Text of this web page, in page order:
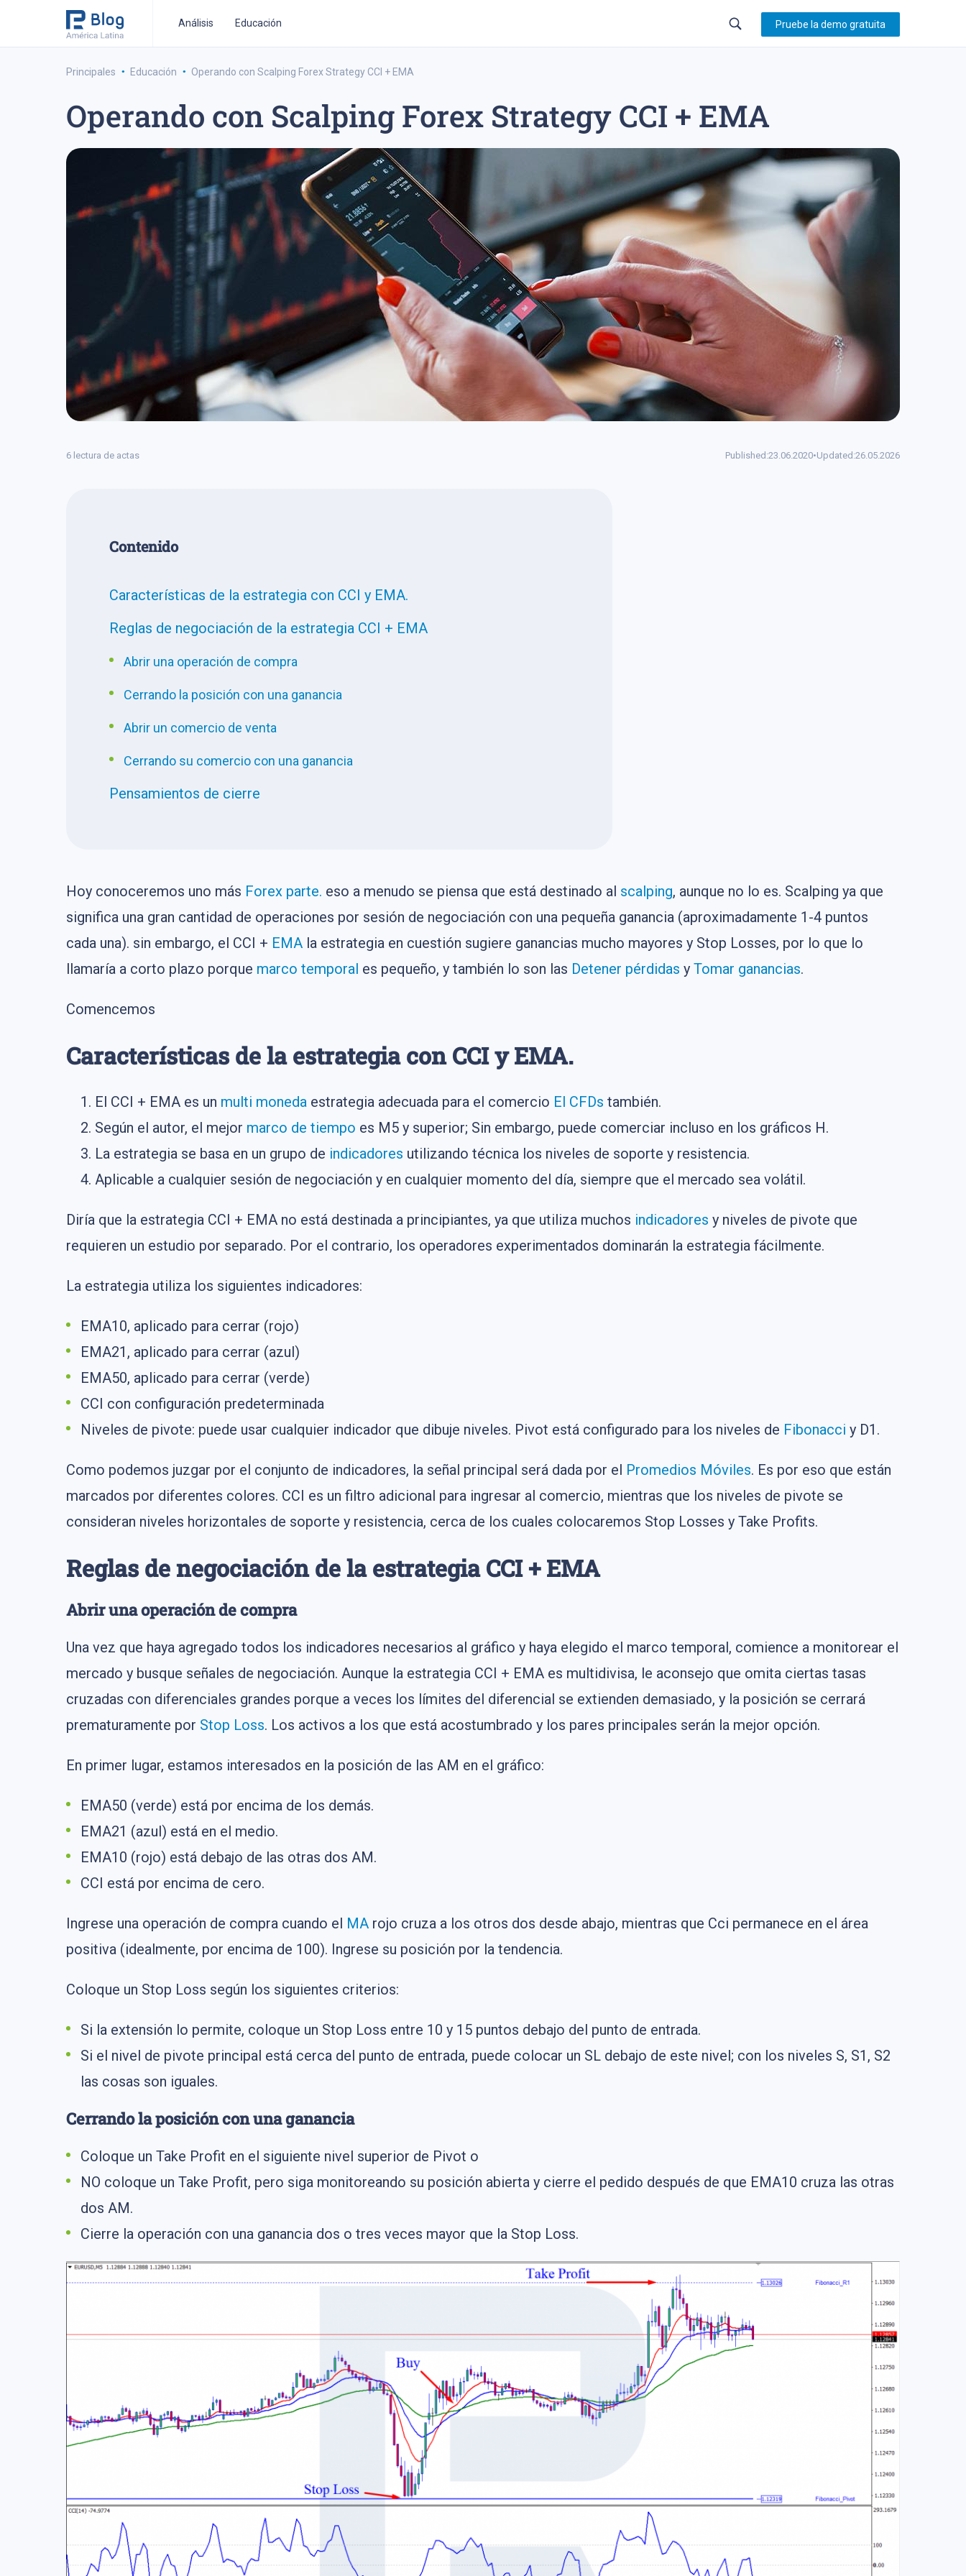
Análisis Educación
estrategia de trading a medio-plazo estrategia de trading a largo plazo estrategia de trading a corto plazo ipo 2023 trading en forex
Pruebe la demo gratuita
Principales · Educación · Operando con Scalping Forex Strategy CCI + EMA
Operando con Scalping Forex Strategy CCI + EMA
6 lectura de actas Published:23.06.2020•Updated:26.05.2026
Сontenido
Características de la estrategia con CCI y EMA.
Reglas de negociación de la estrategia CCI + EMA
Abrir una operación de compra
Cerrando la posición con una ganancia
Abrir un comercio de venta
Cerrando su comercio con una ganancia
Pensamientos de cierre
Hoy conoceremos uno más Forex parte. eso a menudo se piensa que está destinado al scalping, aunque no lo es. Scalping ya que
significa una gran cantidad de operaciones por sesión de negociación con una pequeña ganancia (aproximadamente 1-4 puntos
cada una). sin embargo, el CCI + EMA la estrategia en cuestión sugiere ganancias mucho mayores y Stop Losses, por lo que lo
llamaría a corto plazo porque marco temporal es pequeño, y también lo son las Detener pérdidas y Tomar ganancias.
Comencemos
Características de la estrategia con CCI y EMA.
El CCI + EMA es un multi moneda estrategia adecuada para el comercio El CFDs también.
Según el autor, el mejor marco de tiempo es M5 y superior; Sin embargo, puede comerciar incluso en los gráficos H.
La estrategia se basa en un grupo de indicadores utilizando técnica los niveles de soporte y resistencia.
Aplicable a cualquier sesión de negociación y en cualquier momento del día, siempre que el mercado sea volátil.
Diría que la estrategia CCI + EMA no está destinada a principiantes, ya que utiliza muchos indicadores y niveles de pivote que
requieren un estudio por separado. Por el contrario, los operadores experimentados dominarán la estrategia fácilmente.
La estrategia utiliza los siguientes indicadores:
EMA10, aplicado para cerrar (rojo)
EMA21, aplicado para cerrar (azul)
EMA50, aplicado para cerrar (verde)
CCI con configuración predeterminada
Niveles de pivote: puede usar cualquier indicador que dibuje niveles. Pivot está configurado para los niveles de Fibonacci y D1.
Como podemos juzgar por el conjunto de indicadores, la señal principal será dada por el Promedios Móviles. Es por eso que están
marcados por diferentes colores. CCI es un filtro adicional para ingresar al comercio, mientras que los niveles de pivote se
consideran niveles horizontales de soporte y resistencia, cerca de los cuales colocaremos Stop Losses y Take Profits.
Reglas de negociación de la estrategia CCI + EMA
Abrir una operación de compra
Una vez que haya agregado todos los indicadores necesarios al gráfico y haya elegido el marco temporal, comience a monitorear el
mercado y busque señales de negociación. Aunque la estrategia CCI + EMA es multidivisa, le aconsejo que omita ciertas tasas
cruzadas con diferenciales grandes porque a veces los límites del diferencial se extienden demasiado, y la posición se cerrará
prematuramente por Stop Loss. Los activos a los que está acostumbrado y los pares principales serán la mejor opción.
En primer lugar, estamos interesados ​​en la posición de las AM en el gráfico:
EMA50 (verde) está por encima de los demás.
EMA21 (azul) está en el medio.
EMA10 (rojo) está debajo de las otras dos AM.
CCI está por encima de cero.
Ingrese una operación de compra cuando el MA rojo cruza a los otros dos desde abajo, mientras que Cci permanece en el área
positiva (idealmente, por encima de 100). Ingrese su posición por la tendencia.
Coloque un Stop Loss según los siguientes criterios:
Si la extensión lo permite, coloque un Stop Loss entre 10 y 15 puntos debajo del punto de entrada.
Si el nivel de pivote principal está cerca del punto de entrada, puede colocar un SL debajo de este nivel; con los niveles S, S1, S2
las cosas son iguales.
Cerrando la posición con una ganancia
Coloque un Take Profit en el siguiente nivel superior de Pivot o
NO coloque un Take Profit, pero siga monitoreando su posición abierta y cierre el pedido después de que EMA10 cruza las otras
dos AM.
Cierre la operación con una ganancia dos o tres veces mayor que la Stop Loss.